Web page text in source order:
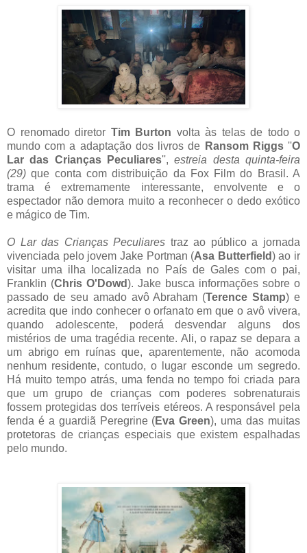
O renomado diretor Tim Burton volta às telas de todo o
mundo com a adaptação dos livros de Ransom Riggs''O
Lar das Crianças Peculiares'',estreia desta quinta-feira
(29) que conta com distribuição da Fox Film do Brasil. A
trama é extremamente interessante, envolvente e o
espectador não demora muito a reconhecer o dedo exótico
e mágico de Tim.
O Lar das Crianças Peculiares traz ao público a jornada
vivenciada pelo jovem Jake Portman (Asa Butterfield) ao ir
visitar uma ilha localizada no País de Gales com o pai,
Franklin (Chris O'Dowd). Jake busca informações sobre o
passado de seu amado avô Abraham (Terence Stamp) e
acredita que indo conhecer o orfanato em que o avô vivera,
quando adolescente, poderá desvendar alguns dos
mistérios de uma tragédia recente. Ali, o rapaz se depara a
um abrigo em ruínas que, aparentemente, não acomoda
nenhum residente, contudo, o lugar esconde um segredo.
Há muito tempo atrás, uma fenda no tempo foi criada para
que um grupo de crianças com poderes sobrenaturais
fossem protegidas dos terríveis etéreos. A responsável pela
fenda é a guardiã Peregrine (Eva Green), uma das muitas
protetoras de crianças especiais que existem espalhadas
pelo mundo.